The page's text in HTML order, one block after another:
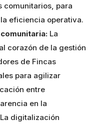
comunitarios, para
eficiencia operativa.
La
corazón de la gestión
de Fincas
para agilizar
entre
en la
digitalización